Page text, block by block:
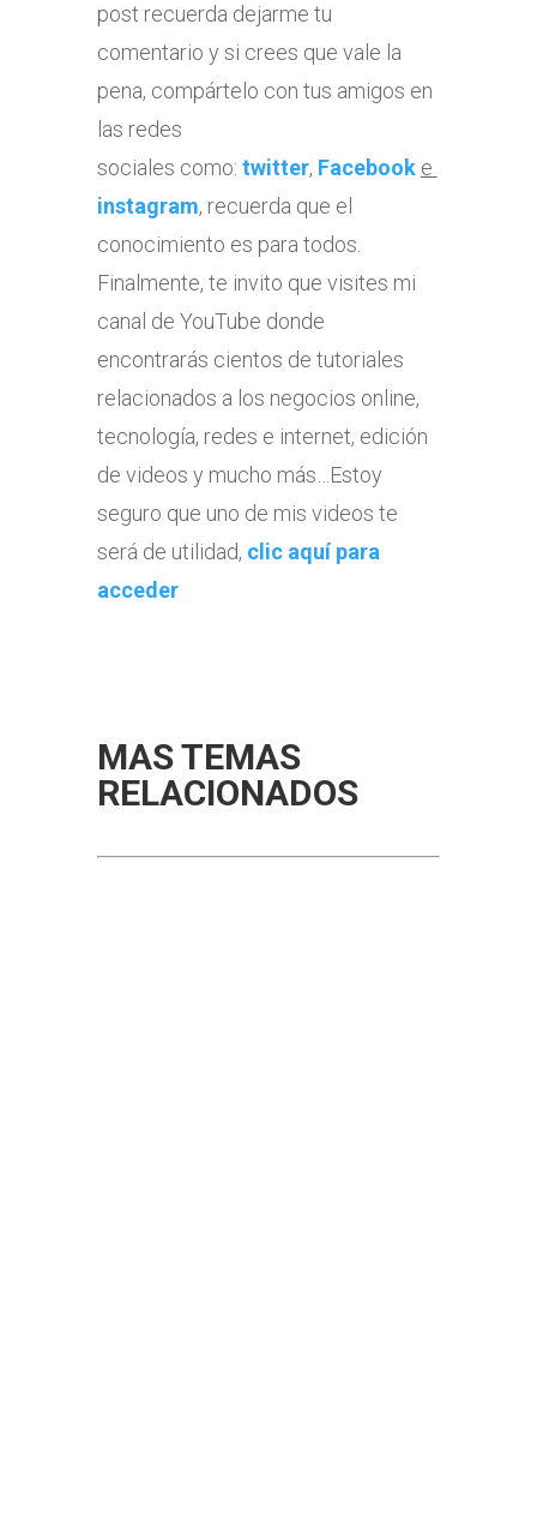
post recuerda dejarme tu
comentario y si crees que vale la
pena, compártelo con tus amigos en
las redes
sociales como: twitter, Facebook e
instagram, recuerda que el
conocimiento es para todos.
Finalmente, te invito que visites mi
canal de YouTube donde
encontrarás cientos de tutoriales
relacionados a los negocios online,
tecnología, redes e internet, edición
de videos y mucho más…Estoy
seguro que uno de mis videos te
será de utilidad, clic aquí para
acceder
MAS TEMAS
RELACIONADOS